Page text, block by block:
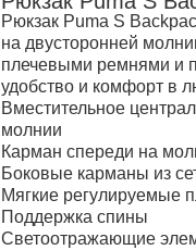
Рюкзак Puma S
на двусторонней
плечевыми ремнями и
удобство и комфорт в
Вместительное
молнии
Карман спереди на
Боковые карманы из
Мягкие регулируемые
Поддержка спины
Светоотражающие